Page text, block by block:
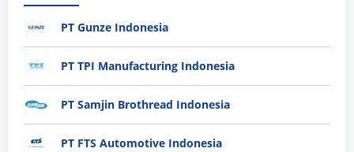
PT Gunze Indonesia
PT TPI Manufacturing Indonesia
PT Samjin Brothread Indonesia
PT FTS Automotive Indonesia